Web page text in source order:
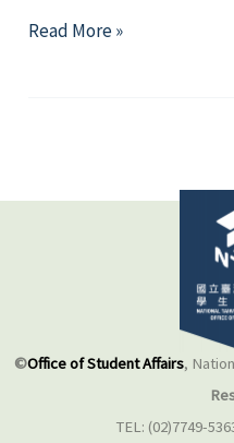
解
的
Read More »
©Office of Student Affairs,
TEL: (02)7749-